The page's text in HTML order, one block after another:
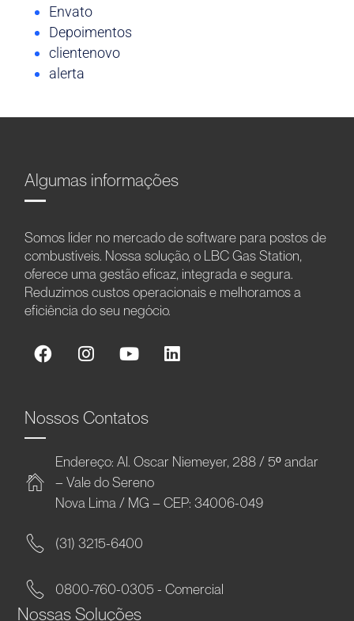
Envato
Depoimentos
clientenovo
alerta
Algumas informações
Somos líder no mercado de software para postos de
combustíveis. Nossa solução, o LBC Gas Station,
oferece uma gestão eficaz, integrada e segura.
Reduzimos custos operacionais e melhoramos a
eficiência do seu negócio.
Nossos Contatos
Endereço: Al. Oscar Niemeyer, 288 / 5º andar
– Vale do Sereno
Nova Lima / MG – CEP: 34006-049
(31) 3215-6400
0800-760-0305 - Comercial
Nossas Soluções